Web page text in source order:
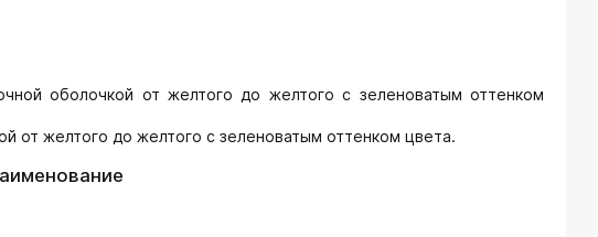
оболочкой от желтого до желтого с зеленоватым оттенком
от желтого до желтого с зеленоватым оттенком цвета.